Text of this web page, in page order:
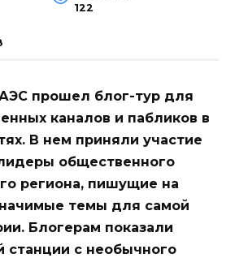
122
прошел блог-тур для
каналов и пабликов в
В нем приняли участие
общественного
региона, пишущие на
темы для самой
Блогерам показали
станции с необычного